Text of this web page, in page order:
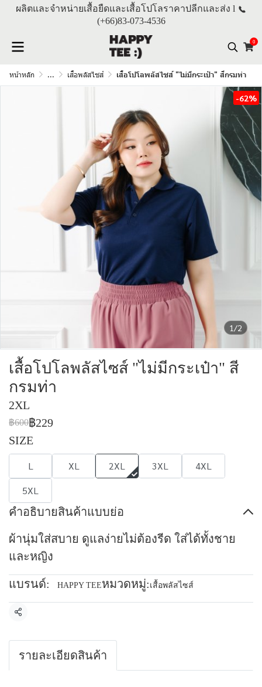
ผลิตและจำหน่ายเสื้อยืดและเสื้อโปโลราคาปลีกและส่ง l
(+66)83-073-4536
0
หน้าหลัก ... เสื้อพลัสไซส์ เสื้อโปโลพลัสไซส์ "ไม่มีกระเป๋า" สีกรมท่า
1/2
-62%
เสื้อโปโลพลัสไซส์ "ไม่มีกระเป๋า" สี
กรมท่า
2XL
฿600฿229
SIZE
L XL 2XL 3XL
4XL
5XL
คำอธิบายสินค้าแบบย่อ
ผ้านุ่มใส่สบาย ดูแลง่ายไม่ต้องรีด ใส่ได้ทั้งชาย
และหญิง
แบรนด์: HAPPY TEEหมวดหมู่: เสื้อพลัสไซส์
แชร์
รายละเอียดสินค้า